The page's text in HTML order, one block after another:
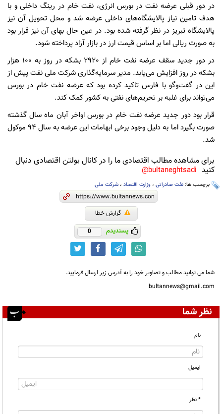
در دور قبلی عرضه نفت در بورس انرژی، نفت خام در رینگ داخلی و با
هدف تامین نیاز پالایشگاه‌های داخلی عرضه شد و محل تحویل آن نیز
پالایشگاه تبریز در نظر گرفته شده بود. در عین حال بهای آن نیز قرار بود
به صورت ریالی اما بر اساس قیمت ارز در بازار آزاد پرداخته شود.
در دور جدید سقف عرضه نفت خام از 2920 بشکه در روز به 100 هزار
بشکه در روز افزایش می‌یابد. مدیر سرمایه‌گذاری شرکت ملی نفت پیش از
این در گفت‌وگو با فارس تاکید کرده بود که عرضه نفت خام در بورس
می‌تواند برای غلبه بر تحریم‌های نفتی به کشور کمک کند.
قرار بود دور جدید عرضه نفت خام در بورس اواخر آبان ماه سال گذشته
صورت بگیرد اما به دلیل وجود برخی ابهامات این عرضه به سال 94 موکول
شد.
برای مشاهده مطالب اقتصادی ما را در کانال بولتن اقتصادی دنبال
کنید bultaneghtsadi@
برچسب ها: نفت صادراتی ، وزارت اقتصاد ، شرکت ملی
گزارش خطا
پسندیدم 0
شما می توانید مطالب و تصاویر خود را به آدرس زیر ارسال فرمایید.
bultannews@gmail.com
نظر شما
نام
ایمیل
* نظر